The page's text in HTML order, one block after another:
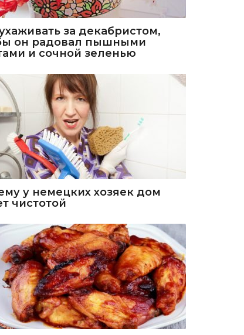
за декабристом,
он радовал пышными
и сочной зеленью
у немецких хозяек дом
чистотой